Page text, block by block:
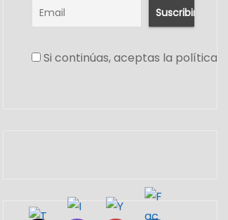
Si continúas, aceptas la política